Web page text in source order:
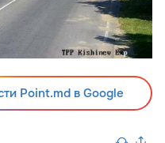
Point.md в Google